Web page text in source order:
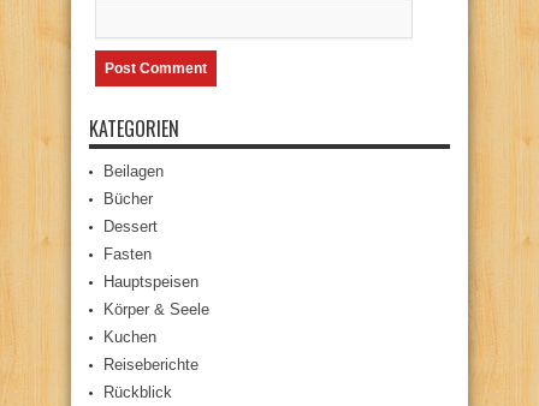
KATEGORIEN
Beilagen
Bücher
Dessert
Fasten
Hauptspeisen
Körper & Seele
Kuchen
Reiseberichte
Rückblick